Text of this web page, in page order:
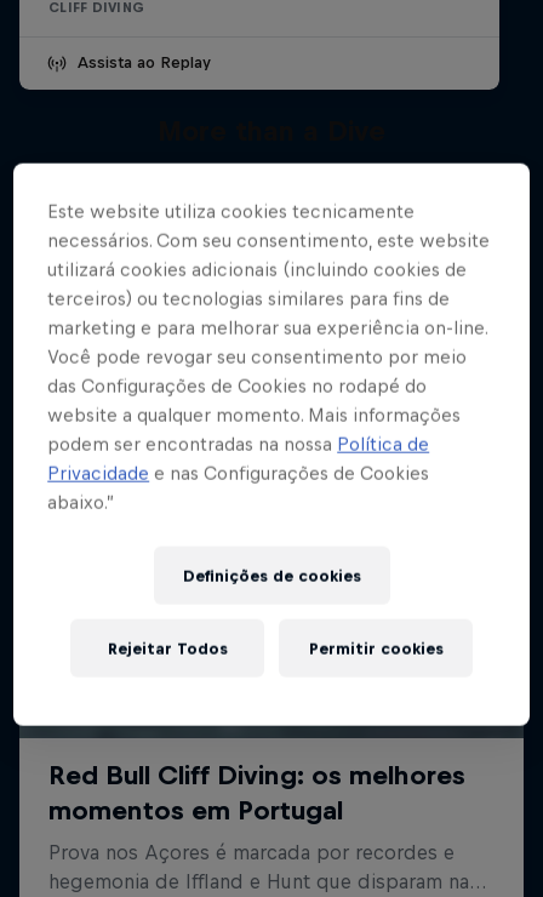
CLIFF DIVING
Assista ao Replay
Mais
Diving
1 Temporada · 1 Episódio
CLIFF DIVING
Este website utiliza cookies tecnicamente
necessários. Com seu consentimento, este website
utilizará cookies adicionais (incluindo cookies de
terceiros) ou tecnologias similares para fins de
marketing e para melhorar sua experiência on-line.
Você pode revogar seu consentimento por meio
das Configurações de Cookies no rodapé do
website a qualquer momento. Mais informações
podem ser encontradas na nossa Política de
Privacidade e nas Configurações de Cookies
abaixo.”
Definições de cookies
Rejeitar Todos Permitir cookies